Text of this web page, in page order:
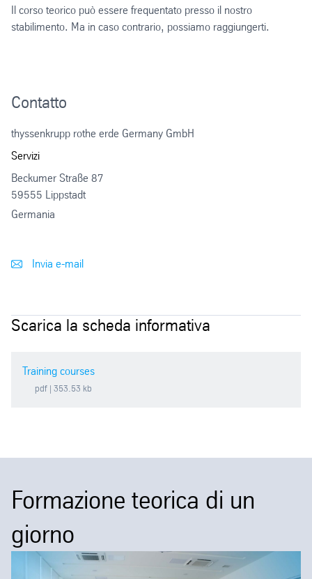
Il corso teorico può essere frequentato presso il nostro
stabilimento. Ma in caso contrario, possiamo raggiungerti.
Contatto
thyssenkrupp rothe erde Germany GmbH
Servizi
Beckumer Straße 87
59555 Lippstadt
Germania
Invia e-mail
Scarica la scheda informativa
Training courses
pdf | 353.53 kb
Formazione teorica di un
giorno